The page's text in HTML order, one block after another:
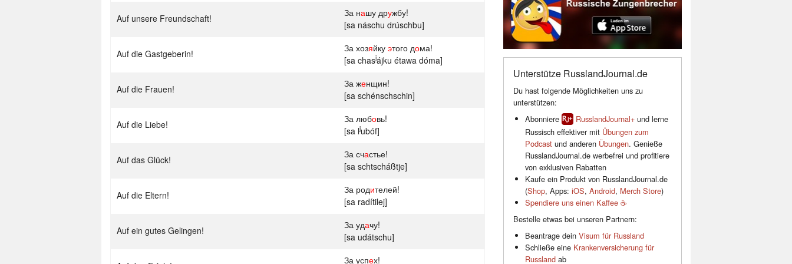
Auf unsere Freundschaft! За нашу дружбу!
[sa náschu drúschbu]
Auf die Gastgeberin! За хозяйку этого дома!
[sa chasjájku étawa dóma]
Auf die Frauen! За женщин!
[sa schénschschin]
Auf die Liebe! За любовь!
[sa ljubóf]
Auf das Glück! За счастье!
[sa schtscháßtje]
Auf die Eltern! За родителей!
[sa radítilej]
Auf ein gutes Gelingen! За удачу!
[sa udátschu]
За успех!
Unterstütze RusslandJournal.de
Du hast folgende Möglichkeiten uns zu
unterstützen:
Abonniere
RusslandJournal+und lerne
Russisch effektiver mit Übungen zum
Podcastund anderen Übungen. Genieße
RusslandJournal.de werbefrei und profitiere
von exklusiven Rabatten
Kaufe ein Produkt von RusslandJournal.de
(Shop, Apps: iOS, Android, Merch Store)
Spendiere uns einen Kaffee ☕️
Bestelle etwas bei unseren Partnern:
Beantrage dein Visum für Russland
Schließe eine Krankenversicherung für
Russlandab